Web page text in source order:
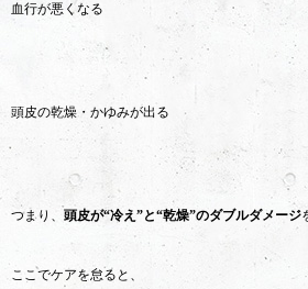
血行が悪くなる
頭皮の乾燥・かゆみが出る
つまり、 頭皮が“冷え”と“乾燥”のダブルダメージ
ここでケアを怠ると、